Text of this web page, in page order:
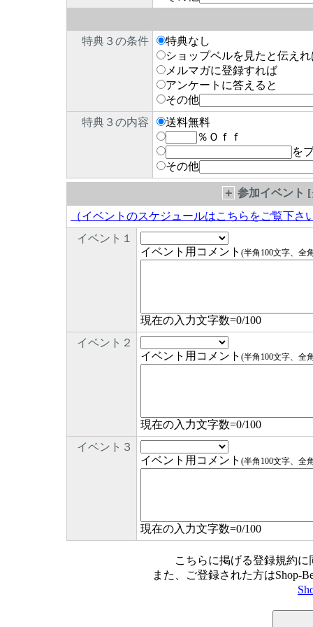
特典３の条件
特典なし
ショップベルを見たと伝えれ
メルマガに登録すれば
アンケートに答えると
その他
特典３の内容
送料無料
％Ｏｆｆ
を
その他
＋ 参加イベント
（イベントのスケジュールはこちらをご覧下さ
イベント１
イベント用コメント (半角100文字、全
現在の入力文字数=0/100
イベント２
イベント用コメント (半角100文字、全
現在の入力文字数=0/100
イベント３
イベント用コメント (半角100文字、全
現在の入力文字数=0/100
こちらに掲げる登録規約
また、ご登録された方はShop-